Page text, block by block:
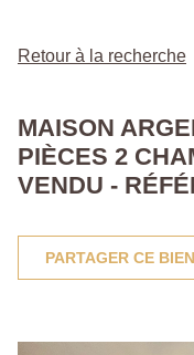
Retour à la recherche
MAISON
PIÈCES 2
VENDU -
PARTAGER CE BIEN